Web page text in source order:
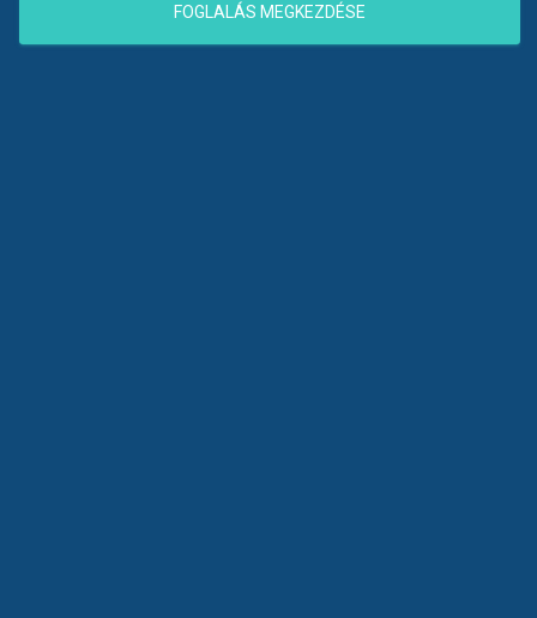
FOGLALÁS MEGKEZDÉSE